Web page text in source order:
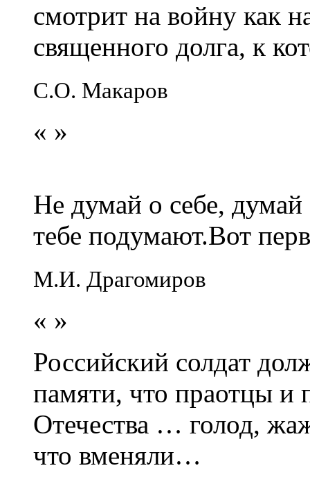
смотрит на войну как
священного долга, к
С.О. Макаров
« »
Не думай о себе,
тебе подумают.Вот
М.И. Драгомиров
« »
Российский солдат
памяти, что праотцы и
Отечества … голод,
что вменяли…